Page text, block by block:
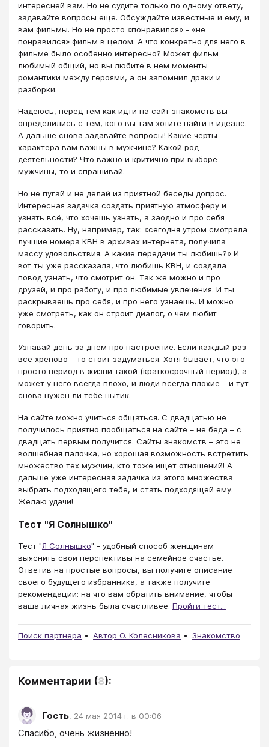
интересней вам. Но не судите только по одному ответу,
задавайте вопросы еще. Обсуждайте известные и ему, и
вам фильмы. Но не просто «понравился» - «не
понравился» фильм в целом. А что конкретно для него в
фильме было особенно интересно? Может фильм
любимый общий, но вы любите в нем моменты
романтики между героями, а он запомнил драки и
разборки.
Надеюсь, перед тем как идти на сайт знакомств вы
определились с тем, кого вы там хотите найти в идеале.
А дальше снова задавайте вопросы! Какие черты
характера вам важны в мужчине? Какой род
деятельности? Что важно и критично при выборе
мужчины, то и спрашивай.
Но не пугай и не делай из приятной беседы допрос.
Интересная задачка создать приятную атмосферу и
узнать всё, что хочешь узнать, а заодно и про себя
рассказать. Ну, например, так: «сегодня утром смотрела
лучшие номера КВН в архивах интернета, получила
массу удовольствия. А какие передачи ты любишь?» И
вот ты уже рассказала, что любишь КВН, и создала
повод узнать, что смотрит он. Так же можно и про
друзей, и про работу, и про любимые увлечения. И ты
раскрываешь про себя, и про него узнаешь. И можно
уже смотреть, как он строит диалог, о чем любит
говорить.
Узнавай день за днем про настроение. Если каждый раз
всё хреново – то стоит задуматься. Хотя бывает, что это
просто период в жизни такой (краткосрочный период), а
может у него всегда плохо, и люди всегда плохие – и тут
снова нужен ли тебе нытик.
На сайте можно учиться общаться. С двадцатью не
получилось приятно пообщаться на сайте – не беда – с
двадцать первым получится. Сайты знакомств – это не
волшебная палочка, но хорошая возможность встретить
множество тех мужчин, кто тоже ищет отношений! А
дальше уже интересная задачка из этого множества
выбрать подходящего тебе, и стать подходящей ему.
Желаю удачи!
Тест "Я Солнышко"
Тест "Я Солнышко" - удобный способ женщинам
выяснить свои перспективы на семейное счастье.
Ответив на простые вопросы, вы получите описание
своего будущего избранника, а также получите
рекомендации: на что вам обратить внимание, чтобы
ваша личная жизнь была счастливее. Пройти тест...
Поиск партнера Автор О. Колесникова Знакомство
Комментарии (8):
Гость, 24 мая 2014 г. в 00:06
Спасибо, очень жизненно!